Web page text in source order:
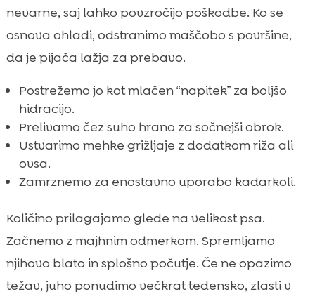
nevarne, saj lahko povzročijo poškodbe. Ko se
osnova ohladi, odstranimo maščobo s površine,
da je pijača lažja za prebavo.
Postrežemo jo kot mlačen “napitek” za boljšo
hidracijo.
Prelivamo čez suho hrano za sočnejši obrok.
Ustvarimo mehke grižljaje z dodatkom riža ali
ovsa.
Zamrznemo za enostavno uporabo kadarkoli.
Količino prilagajamo glede na velikost psa.
Začnemo z majhnim odmerkom. Spremljamo
njihovo blato in splošno počutje. Če ne opazimo
težav, juho ponudimo večkrat tedensko, zlasti v